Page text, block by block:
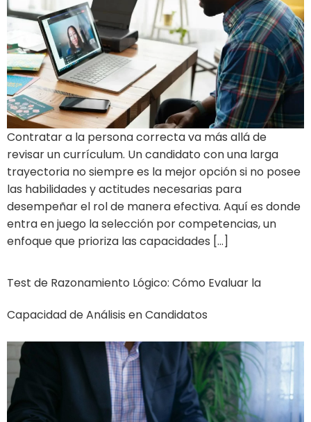
Contratar a la persona correcta va más allá de
revisar un currículum. Un candidato con una larga
trayectoria no siempre es la mejor opción si no posee
las habilidades y actitudes necesarias para
desempeñar el rol de manera efectiva. Aquí es donde
entra en juego la selección por competencias, un
enfoque que prioriza las capacidades […]
Test de Razonamiento Lógico: Cómo Evaluar la
Capacidad de Análisis en Candidatos